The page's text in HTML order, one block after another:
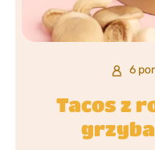
6
Tacos z